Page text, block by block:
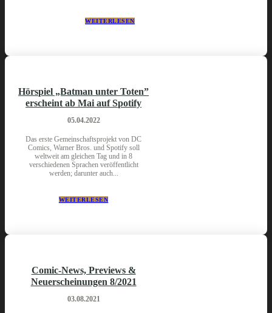
WEITERLESEN
Hörspiel „Batman unter Toten”
erscheint ab Mai auf Spotify
05.04.2022
Das erste Gemeinschaftsprojekt von DC
Comics, Warner Bros. und Spotify soll
weltweit am gleichen Tag und in 8
verschiedenen Sprachen veröffentlicht
werden; darunter auch...
WEITERLESEN
Comic-News, Previews &
Neuerscheinungen 8/2021
03.08.2021